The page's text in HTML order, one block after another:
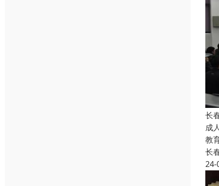
长
成
教
长
24-